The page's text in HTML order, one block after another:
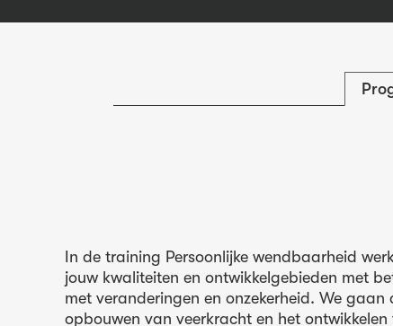
In de training Persoonlijke wendbaarheid
jouw kwaliteiten en ontwikkelgebieden met
met veranderingen en onzekerheid. We
opbouwen van veerkracht en het